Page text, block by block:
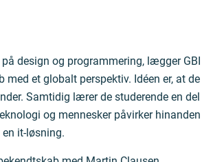
design og programmering, lægger GBI
et globalt perspektiv. Idéen er, at de
Samtidig lærer de studerende en del
og mennesker påvirker hinanden
it-løsning.